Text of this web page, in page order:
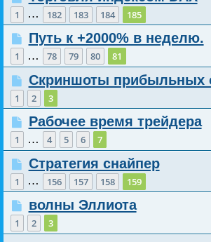
1 … 182 183 184 185
Путь к +2000% в неделю.
1 … 78 79 80 81
Скриншоты прибыльных
1 2 3
Рабочее время трейдера
1 … 4 5 6 7
Стратегия снайпер
1 … 156 157 158 159
волны Эллиота
1 2 3